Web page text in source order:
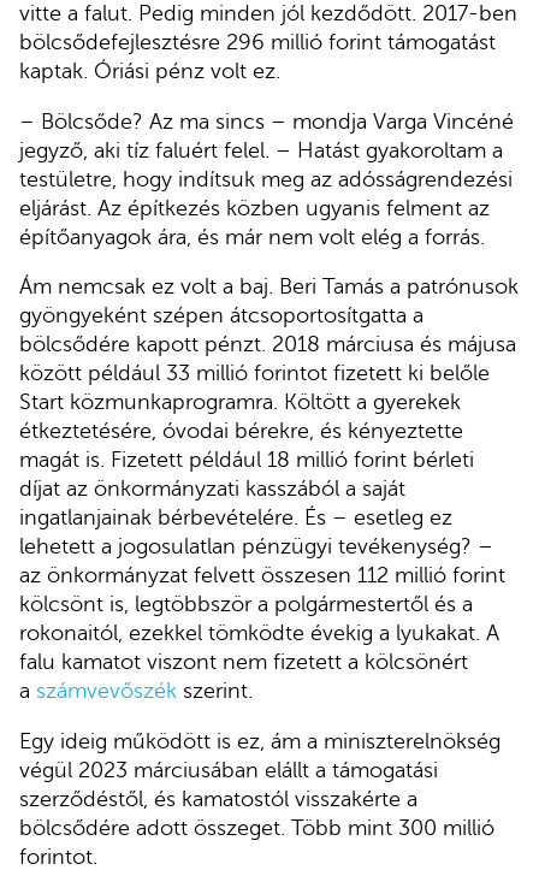
vitte a falut. Pedig minden jól kezdődött. 2017-ben
bölcsődefejlesztésre 296 millió forint támogatást
kaptak. Óriási pénz volt ez.
– Bölcsőde? Az ma sincs – mondja Varga Vincéné
jegyző, aki tíz faluért felel. – Hatást gyakoroltam a
testületre, hogy indítsuk meg az adósságrendezési
eljárást. Az építkezés közben ugyanis felment az
építőanyagok ára, és már nem volt elég a forrás.
Ám nemcsak ez volt a baj. Beri Tamás a patrónusok
gyöngyeként szépen átcsoportosítgatta a
bölcsődére kapott pénzt. 2018 márciusa és májusa
között például 33 millió forintot fizetett ki belőle
Start közmunkaprogramra. Költött a gyerekek
étkeztetésére, óvodai bérekre, és kényeztette
magát is. Fizetett például 18 millió forint bérleti
díjat az önkormányzati kasszából a saját
ingatlanjainak bérbevételére. És – esetleg ez
lehetett a jogosulatlan pénzügyi tevékenység? –
az önkormányzat felvett összesen 112 millió forint
kölcsönt is, legtöbbször a polgármestertől és a
rokonaitól, ezekkel tömködte évekig a lyukakat. A
falu kamatot viszont nem fizetett a kölcsönért
a számvevőszék szerint.
Egy ideig működött is ez, ám a miniszterelnökség
végül 2023 márciusában elállt a támogatási
szerződéstől, és kamatostól visszakérte a
bölcsődére adott összeget. Több mint 300 millió
forintot.